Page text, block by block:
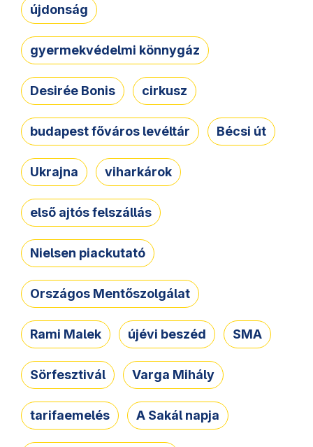
újdonság
gyermekvédelmi könnygáz
Desirée Bonis cirkusz
budapest főváros levéltár Bécsi út
Ukrajna viharkárok
első ajtós felszállás
Nielsen piackutató
Országos Mentőszolgálat
Rami Malek újévi beszéd SMA
Sörfesztivál Varga Mihály
tarifaemelés A Sakál napja